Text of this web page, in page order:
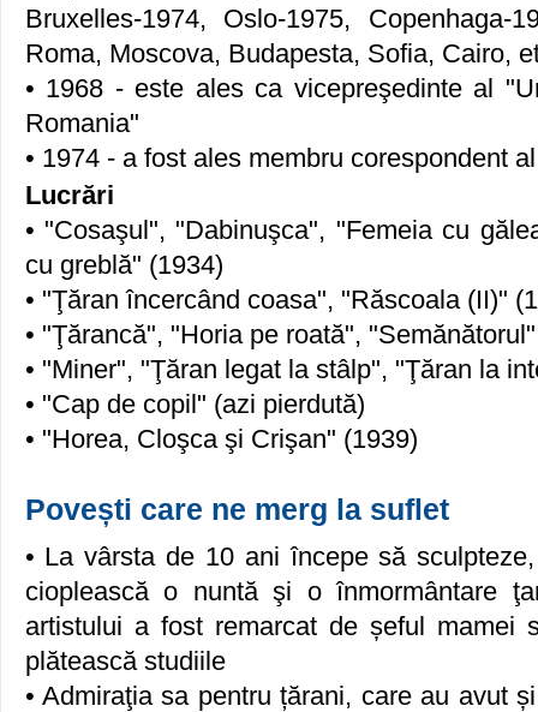
Bruxelles-1974, Oslo-1975, Copenhaga-
Roma, Moscova, Budapesta, Sofia, Cairo,
• 1968 - este ales ca vicepreşedinte al
Romania"
• 1974 - a fost ales membru corespondent
Lucrări
• "Cosaşul", "Dabinuşca", "Femeia cu
cu greblă" (1934)
• "Ţăran încercând coasa", "Răscoala (II)"
• "Ţărancă", "Horia pe roată",
• "Miner", "Ţăran legat la stâlp", "Ţăran la
• "Cap de copil" (azi pierdută)
• "Horea, Cloşca şi Crişan" (1939)
Povești care ne merg la suflet
• La vârsta de 10 ani începe să
cioplească o nuntă şi o înmormântare
artistului a fost remarcat de șeful mamei
plătească studiile
• Admiraţia sa pentru țărani, care au avut